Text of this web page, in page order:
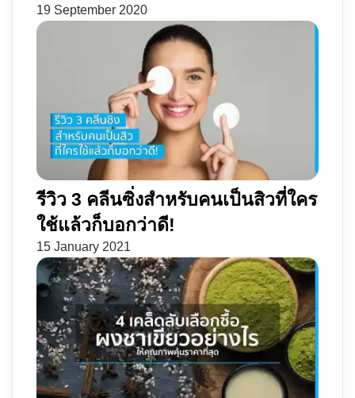
19 September 2020
รีวิว 3 คลีนซิ่งสำหรับคนเป็นสิวที่ใคร
ใช้แล้วก็บอกว่าดี!
15 January 2021